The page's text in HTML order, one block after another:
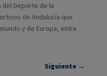
del Deporte de la
de Andalucía que
y de Europa, entre
Siguiente →